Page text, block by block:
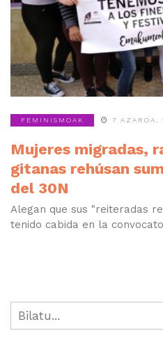
FEMINISMOAK 7 AZAROA,
Mujeres migradas,
gitanas rehúsan
del 30N
Alegan que sus "reiteradas
tenido cabida en la